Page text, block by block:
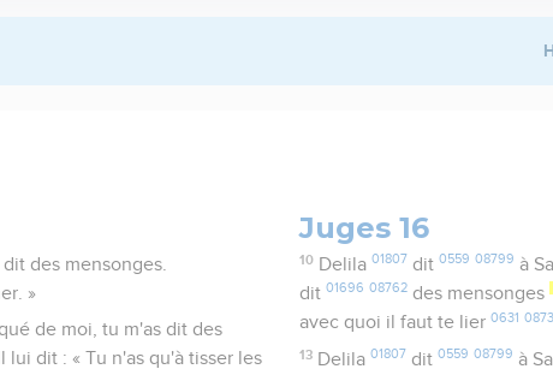
des mensonges.
»
de moi, tu m'as dit des
lui dit : « Tu n'as qu'à tisser les
Juges 16
10 Delila 01807 dit 0559 08799 à
dit01696 08762 des mensonges
avec quoi il faut te lier0631
13 Delila 01807 dit 0559 08799 à